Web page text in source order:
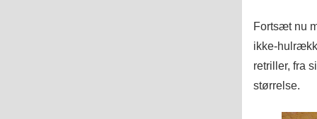
Fortsæt nu
ikke-
retriller, fra
størrelse.